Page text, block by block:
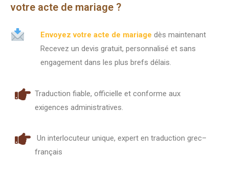
votre acte de mariage ?
Envoyez votre acte de mariage dès maintenant
Recevez un devis gratuit, personnalisé et sans
engagement dans les plus brefs délais.
Traduction fiable, officielle et conforme aux
exigences administratives.
Un interlocuteur unique, expert en traduction grec–
français